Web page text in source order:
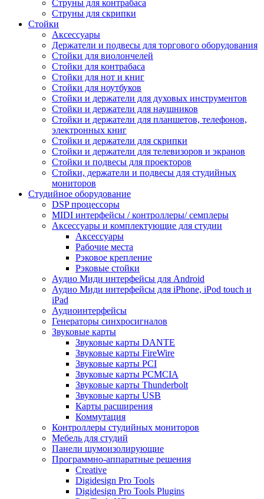
Струны для контрабаса
Струны для скрипки
Стойки
Аксессуары
Держатели и подвесы для торгового оборудования
Стойки для виолончелей
Стойки для контрабаса
Стойки для нот и книг
Стойки для ноутбуков
Стойки и держатели для духовых инструментов
Стойки и держатели для наушников
Стойки и держатели для планшетов, телефонов,
электронных книг
Стойки и держатели для скрипки
Стойки и держатели для телевизоров и экранов
Стойки и подвесы для проекторов
Стойки, держатели и подвесы для студийных
мониторов
Студийное оборудование
DSP процессоры
MIDI интерфейсы / контроллеры/ семплеры
Аксессуары и комплектующие для студии
Аксессуары
Рабочие места
Рэковое крепление
Рэковые стойки
Аудио Миди интерфейсы для Android
Аудио Миди интерфейсы для iPhone, iPod touch и
iPad
Аудиоинтерфейсы
Генераторы синхросигналов
Звуковые карты
Звуковые карты DANTE
Звуковые карты FireWire
Звуковые карты PCI
Звуковые карты PCMCIA
Звуковые карты Thunderbolt
Звуковые карты USB
Карты расширения
Коммутация
Контроллеры студийных мониторов
Мебель для студий
Панели шумоизолирующие
Программно-аппаратные решения
Creative
Digidesign Pro Tools
Digidesign Pro Tools Plugins